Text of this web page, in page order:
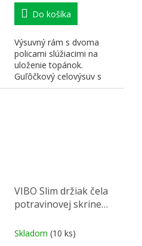
Do košíka
Výsuvný rám s dvoma
policami slúžiacimi na
uloženie topánok.
Guľôčkový celovýsuv s
doťahom (bez tlmenia).
VIBO Slim držiak čela
potravinovej skrine
Skladom (10 ks)